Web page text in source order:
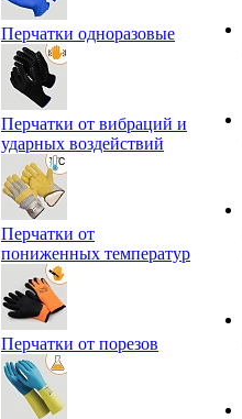
Перчатки одноразовые
Перчатки от вибраций и
ударных воздействий
Перчатки от
пониженных температур
Перчатки от порезов